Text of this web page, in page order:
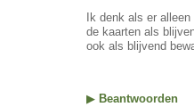
Ik denk als er
de kaarten als
ook als blijvend
▶ Beantwoorden